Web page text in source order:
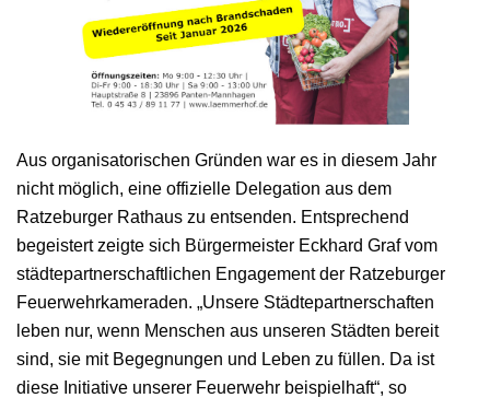
Aus organisatorischen Gründen war es in diesem Jahr
nicht möglich, eine offizielle Delegation aus dem
Ratzeburger Rathaus zu entsenden. Entsprechend
begeistert zeigte sich Bürgermeister Eckhard Graf vom
städtepartnerschaftlichen Engagement der Ratzeburger
Feuerwehrkameraden. „Unsere Städtepartnerschaften
leben nur, wenn Menschen aus unseren Städten bereit
sind, sie mit Begegnungen und Leben zu füllen. Da ist
diese Initiative unserer Feuerwehr beispielhaft“, so